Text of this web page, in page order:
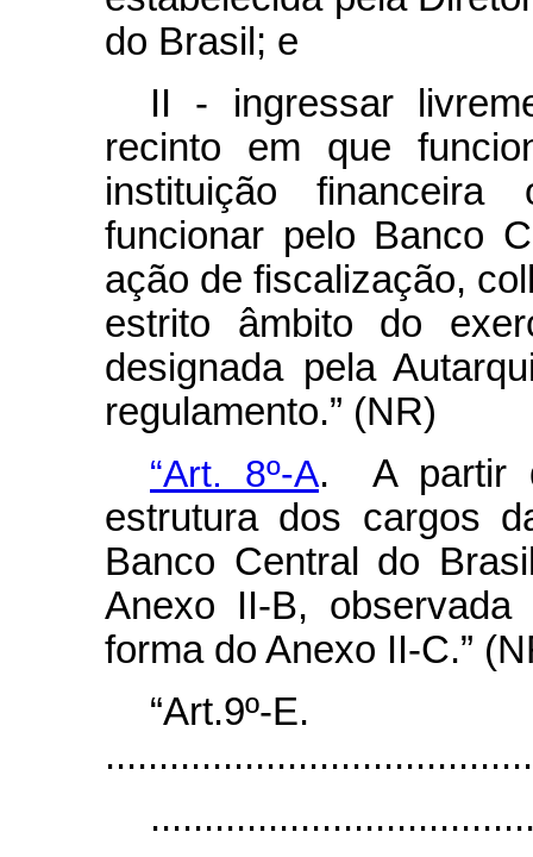
do Brasil; e
II - ingressar
recinto em que
instituição
funcionar pelo Banco
ação de fiscalização,
estrito âmbito do
designada pela
regulamento.” (NR)
“Art. 8º-A. A partir
estrutura dos cargos
Banco Central do
Anexo II-B,
forma do Anexo II-C.”
“Art.9º-E.